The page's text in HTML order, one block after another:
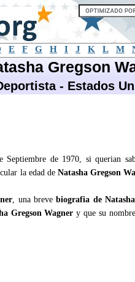
E F G H I J K L M
Gregson
- Estados
de 1970, si querian
la edad deNatasha Gregson
, una brevebiografia de
Gregson Wagner y que su